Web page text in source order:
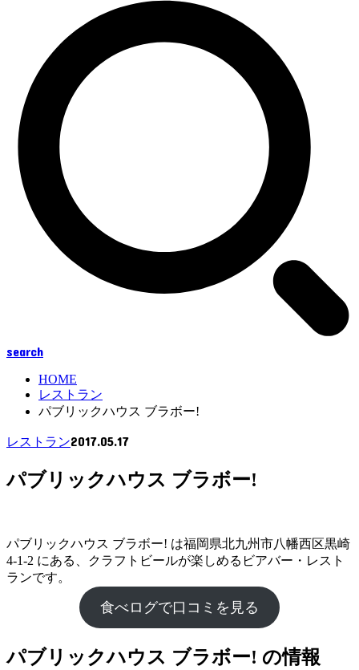
search
HOME
レストラン
パブリックハウス ブラボー!
レストラン2017.05.17
パブリックハウス ブラボー!
パブリックハウス ブラボー! は福岡県北九州市八幡西区黒崎
4-1-2 にある、クラフトビールが楽しめるビアバー・レスト
ランです。
食べログで口コミを見る
パブリックハウス ブラボー! の情報